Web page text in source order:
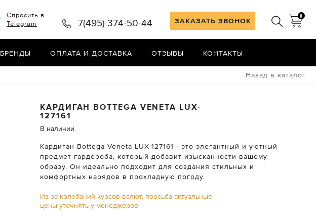
ЗАКАЗАТЬ ЗВОНОК
0
Спросить в
Telegram
7(495) 374-50-44
БРЕНДЫ ОПЛАТА И ДОСТАВКА ОТЗЫВЫ КОНТАКТЫ
Назад в каталог
КАРДИГАН BOTTEGA VENETA LUX-
127161
В наличии
Кардиган Bottega Veneta LUX-127161 - это элегантный и уютный
предмет гардероба, который добавит изысканности вашему
образу. Он идеально подходит для создания стильных и
комфортных нарядов в прохладную погоду.
Из-за колебаний курсов валют, просьба актуальные
цены уточнять у менеджеров